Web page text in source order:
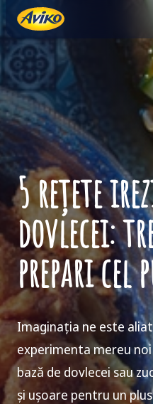
5 rețete
dovlecei:
prepari
Imaginația ne este
experimenta mereu
bază de dovlecei sau
și ușoare pentru un